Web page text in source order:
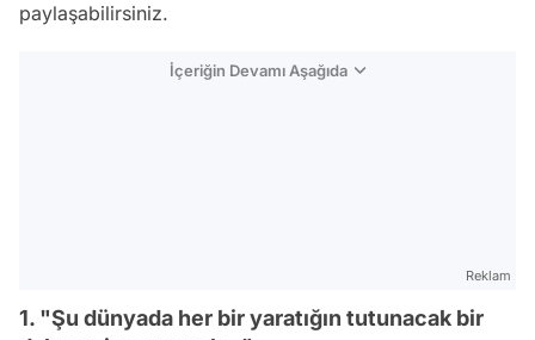
paylaşabilirsiniz.
İçeriğin Devamı Aşağıda
Reklam
1. "Şu dünyada her bir yaratığın tutunacak bir